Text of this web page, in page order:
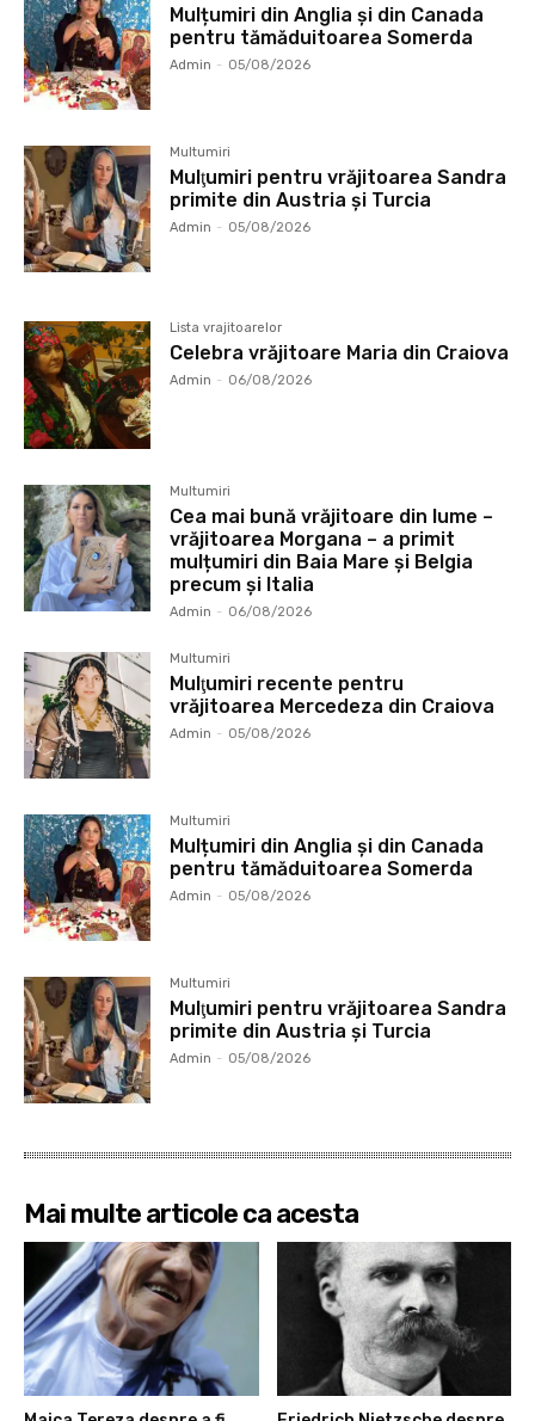
Mulțumiri din Anglia și din Canada
pentru tămăduitoarea Somerda
Admin - 05/08/2026
Multumiri
Mulţumiri pentru vrăjitoarea Sandra
primite din Austria și Turcia
Admin - 05/08/2026
Lista vrajitoarelor
Celebra vrăjitoare Maria din Craiova
Admin - 06/08/2026
Multumiri
Cea mai bună vrăjitoare din lume –
vrăjitoarea Morgana – a primit
mulțumiri din Baia Mare și Belgia
precum și Italia
Admin - 06/08/2026
Multumiri
Mulţumiri recente pentru
vrăjitoarea Mercedeza din Craiova
Admin - 05/08/2026
Multumiri
Mulțumiri din Anglia și din Canada
pentru tămăduitoarea Somerda
Admin - 05/08/2026
Multumiri
Mulţumiri pentru vrăjitoarea Sandra
primite din Austria și Turcia
Admin - 05/08/2026
Mai multe articole ca acesta